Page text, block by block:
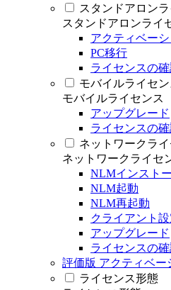
スタンドアロン
スタンドアロンライ
アクティベー
PC移行
ライセンスの
モバイルライセン
モバイルライセンス
アップグレード
ライセンスの
ネットワークラ
ネットワークライセ
NLMインスト
NLM起動
NLM再起動
クライアント
アップグレード
ライセンスの
評価版 アクティベー
ライセンス形態